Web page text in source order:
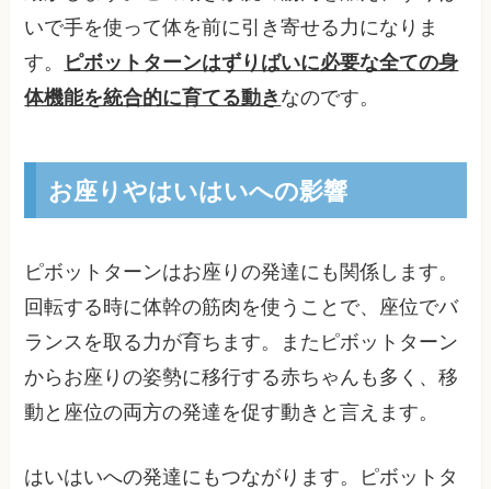
いで手を使って体を前に引き寄せる力になりま
す。
ピボットターンはずりばいに必要な全ての身
体機能を統合的に育てる動き なのです。
お座りやはいはいへの影響
ピボットターンはお座りの発達にも関係します。
回転する時に体幹の筋肉を使うことで、座位でバ
ランスを取る力が育ちます。またピボットターン
からお座りの姿勢に移行する赤ちゃんも多く、移
動と座位の両方の発達を促す動きと言えます。
はいはいへの発達にもつながります。ピボットタ